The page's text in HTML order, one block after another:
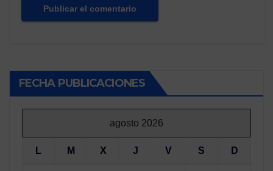
FECHA PUBLICACIONES
agosto 2026
L M X J V S D